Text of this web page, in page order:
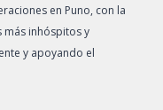
en Puno, con la
más inhóspitos y
y apoyando el